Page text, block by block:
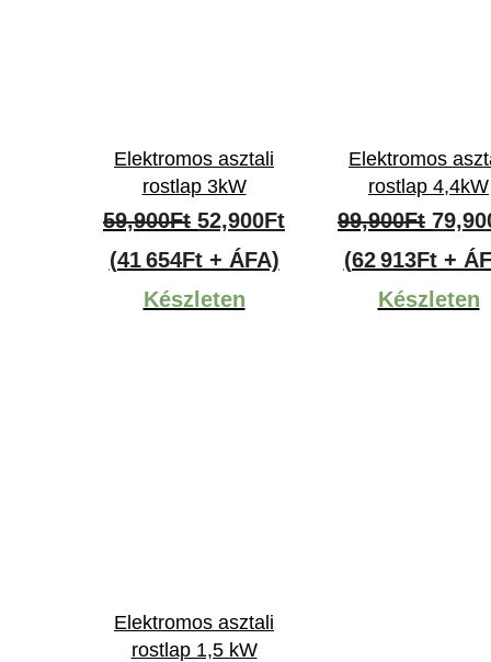
Elektromos asztali
rostlap 3kW
59,900Ft Original
price
was:
52,900FtCurrent
(41 654Ft + ÁFA)
Készleten
Elektromos
rostlap 4,4kW
99,900Ft
price
was:
(62 913Ft +
Készleten
Elektromos asztali
rostlap 1,5 kW